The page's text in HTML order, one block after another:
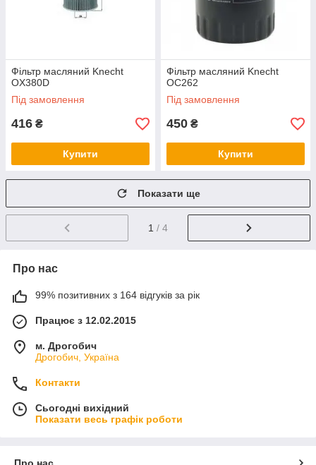
Фільтр масляний Knecht
OX380D
Під замовлення
416 ₴
Купити
Фільтр масляний Knecht
OC262
Під замовлення
450 ₴
Купити
Показати ще
1 / 4
Про нас
99% позитивних з 164 відгуків за рік
Працює з 12.02.2015
м. Дрогобич
Дрогобич, Україна
Контакти
Сьогодні вихідний
Показати весь графік роботи